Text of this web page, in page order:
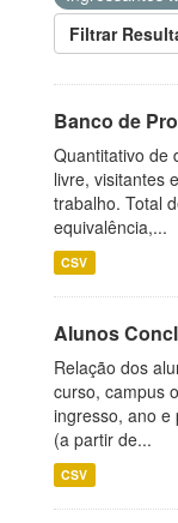
Filtrar
Banco de
Quantitativo de
livre, visitantes
trabalho. Total
equivalência,...
CSV
Alunos
Relação dos
curso, campus
ingresso, ano e
(a partir de...
CSV